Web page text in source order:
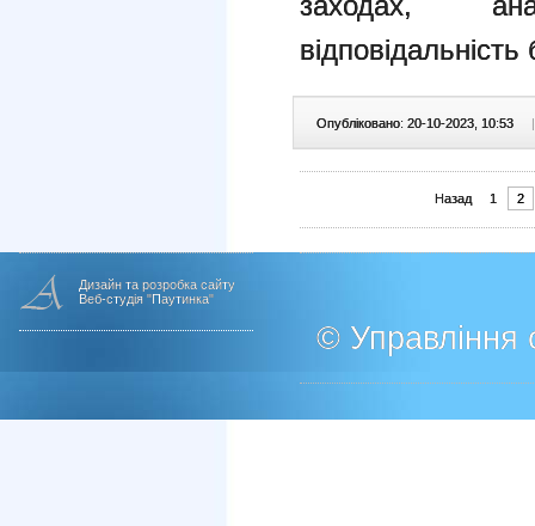
Опубліковано: 20-10-2023, 10:53 |
Назад 1 2
Дизайн та розробка сайту
Веб-студія "Паутинка"
© Управління